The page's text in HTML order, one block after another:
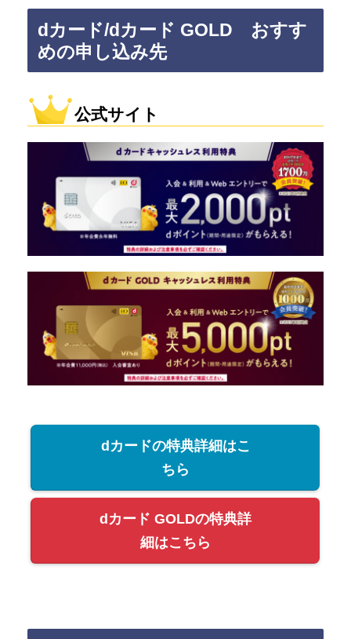
dカード/dカード GOLD おすす
めの申し込み先
公式サイト
dカードの特典詳細はこ
ちら
dカード GOLDの特典詳
細はこちら